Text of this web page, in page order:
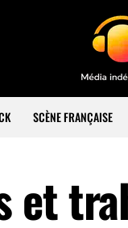
SCÈNE FRANÇAISE
et